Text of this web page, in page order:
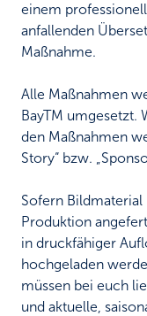
einem
anfallenden
Maßnahme.
Alle Maßnahmen
BayTM umgesetzt.
den Maßnahmen
Story“ bzw.
Sofern
Produktion
in druckfähiger
hochgeladen
müssen bei euch
und aktuelle,